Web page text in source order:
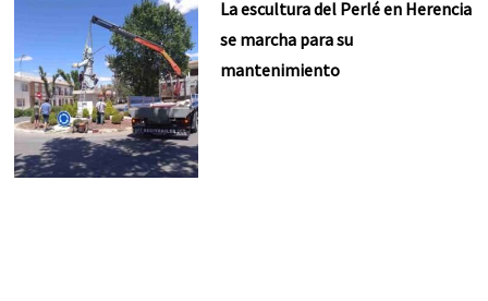
La escultura del Perlé en Herencia
se marcha para su
mantenimiento